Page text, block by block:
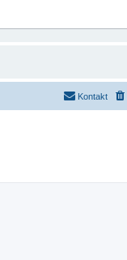
Kontakt